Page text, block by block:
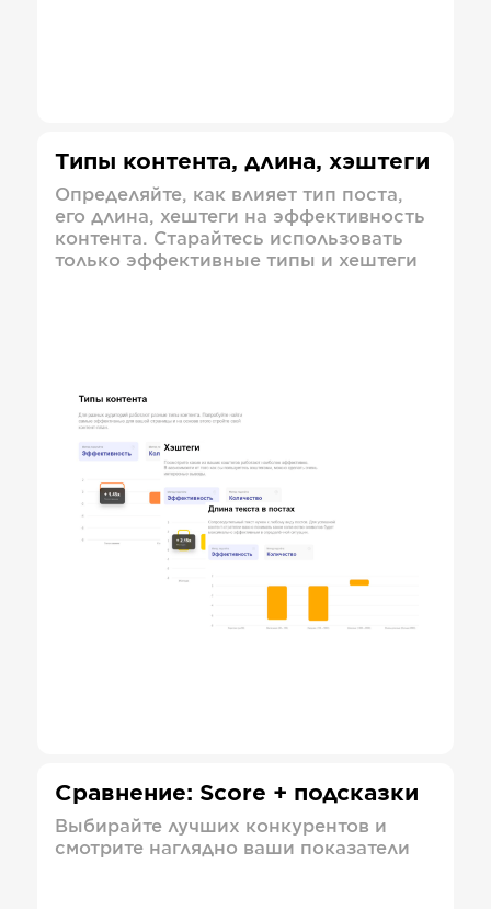
Типы контента, длина, хэштеги
Определяйте, как влияет тип поста,
его длина, хештеги на эффективность
контента. Старайтесь использовать
только эффективные типы и хештеги
Сравнение: Score + подсказки
Выбирайте лучших конкурентов и
смотрите наглядно ваши показатели